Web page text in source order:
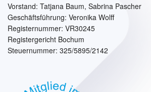
Vorstand: Tatjana Baum, Sabrina Pascher
Geschäftsführung: Veronika Wolff
Registernummer: VR30245
Registergericht Bochum
Steuernummer: 325/5895/2142